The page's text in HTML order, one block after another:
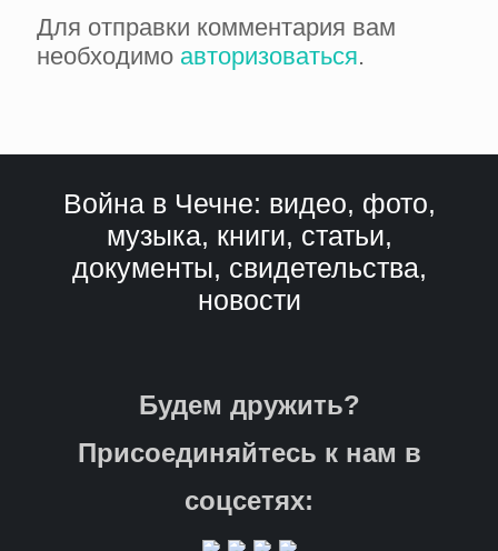
Для отправки комментария вам
необходимо авторизоваться.
Война в Чечне: видео, фото,
музыка, книги, статьи,
документы, свидетельства,
новости
Будем дружить?
Присоединяйтесь к нам в
соцсетях: